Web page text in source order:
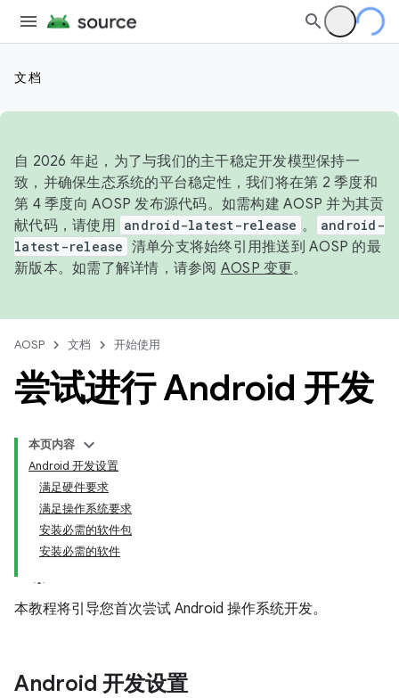
文档
自 2026 年起，为了与我们的主干稳定开发模型保持一
致，并确保生态系统的平台稳定性，我们将在第 2 季度和
第 4 季度向 AOSP 发布源代码。如需构建 AOSP 并为其贡
献代码，请使用 android-latest-release 。
android-
latest-release 清单分支将始终引用推送到 AOSP 的最
新版本。如需了解详情，请参阅 AOSP 变更。
AOSP 文档 开始使用
尝试进行 Android 开发
本页内容
Android 开发设置
满足硬件要求
满足操作系统要求
安装必需的软件包
安装必需的软件
本教程将引导您首次尝试 Android 操作系统开发。
Android 开发设置